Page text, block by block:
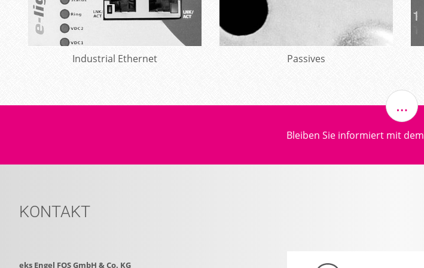
Mehr erfahren
Industrial Ethernet Mehr erfahren
Passives
Bleiben Sie informiert mit dem
KONTAKT
eks Engel FOS GmbH & Co. KG